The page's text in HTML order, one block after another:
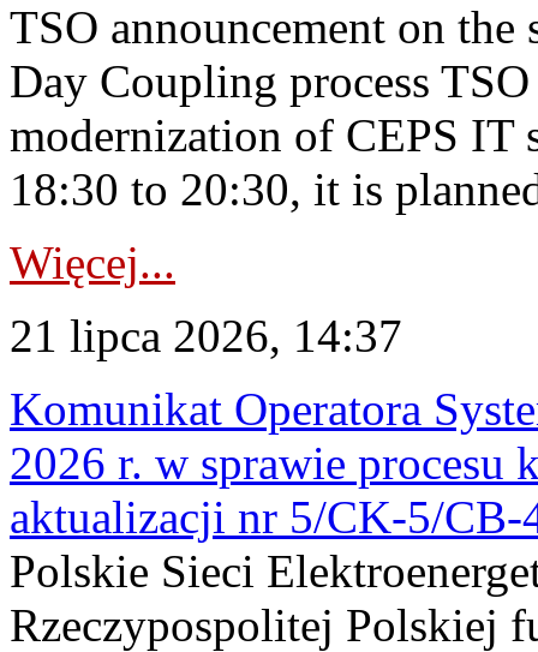
TSO announcement on
Day Coupling process
modernization of CEPS IT
18:30 to 20:30, it is
Więcej...
21 lipca 2026, 14:37
Komunikat Operatora
2026 r. w sprawie
aktualizacji nr 5/CK-5/CB-
Polskie Sieci
Rzeczypospolitej Polskiej